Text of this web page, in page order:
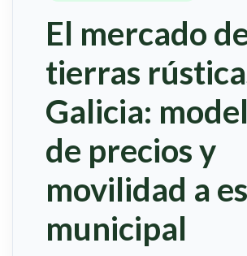
El mercado
tierras
Galicia:
de precios y
movilidad a
municipal